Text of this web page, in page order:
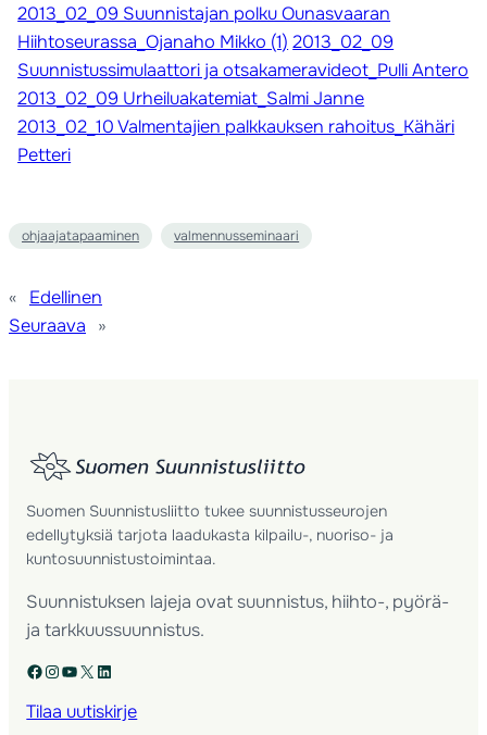
2013_02_09 Suunnistajan polku Ounasvaaran
Hiihtoseurassa_Ojanaho Mikko (1) 2013_02_09
Suunnistussimulaattori ja otsakameravideot_Pulli Antero
2013_02_09 Urheiluakatemiat_Salmi Janne
2013_02_10 Valmentajien palkkauksen rahoitus_Kähäri
Petteri
ohjaajatapaaminen valmennusseminaari
«
Edellinen
Seuraava
»
Suomen Suunnistusliitto tukee suunnistusseurojen
edellytyksiä tarjota laadukasta kilpailu-, nuoriso- ja
kuntosuunnistustoimintaa.
Suunnistuksen lajeja ovat suunnistus, hiihto-, pyörä-
ja tarkkuussuunnistus.
Facebook Instagram YouTube X LinkedIn
Tilaa uutiskirje